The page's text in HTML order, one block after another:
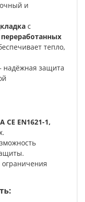
и
с
переработанных
тепло,
защита
EN1621-1,